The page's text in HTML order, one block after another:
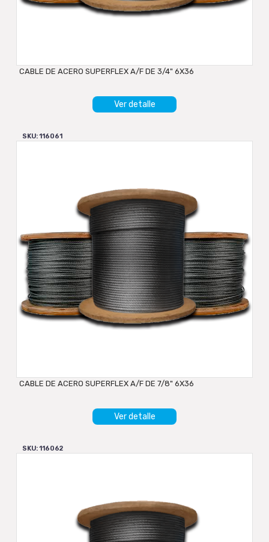
CABLE DE ACERO SUPERFLEX A/F DE 3/4" 6X36
Ver detalle
SKU: 116061
CABLE DE ACERO SUPERFLEX A/F DE 7/8" 6X36
Ver detalle
SKU: 116062